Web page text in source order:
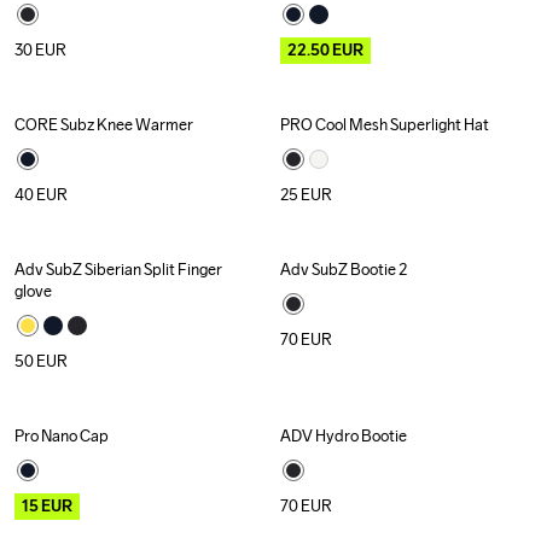
30EUR 22.50EUR
Recycled
CORE Subz Knee Warmer
40EUR
PRO Cool Mesh Superlight Hat
25 EUR
Adv SubZ Siberian Split Finger
glove
50EUR
Adv SubZ Bootie 2
70EUR
Outlet
Pro Nano Cap
15EUR
ADV Hydro Bootie
70EUR